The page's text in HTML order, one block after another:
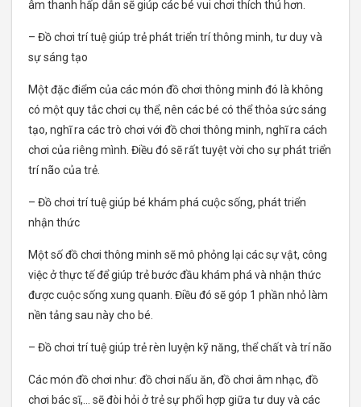
âm thanh hấp dẫn sẽ giúp các bé vui chơi thích thú hơn.
– Đồ chơi trí tuệ giúp trẻ phát triển trí thông minh, tư duy và
sự sáng tạo
Một đặc điểm của các món đồ chơi thông minh đó là không
có một quy tắc chơi cụ thể, nên các bé có thể thỏa sức sáng
tạo, nghĩ ra các trò chơi với đồ chơi thông minh, nghĩ ra cách
chơi của riêng mình. Điều đó sẽ rất tuyệt vời cho sự phát triển
trí não của trẻ.
– Đồ chơi trí tuệ giúp bé khám phá cuộc sống, phát triển
nhận thức
Một số đồ chơi thông minh sẽ mô phỏng lại các sự vật, công
việc ở thực tế để giúp trẻ bước đầu khám phá và nhận thức
được cuộc sống xung quanh. Điều đó sẽ góp 1 phần nhỏ làm
nền tảng sau này cho bé.
– Đồ chơi trí tuệ giúp trẻ rèn luyện kỹ năng, thể chất và trí não
Các món đồ chơi như: đồ chơi nấu ăn, đồ chơi âm nhạc, đồ
chơi bác sĩ,… sẽ đòi hỏi ở trẻ sự phối hợp giữa tư duy và các